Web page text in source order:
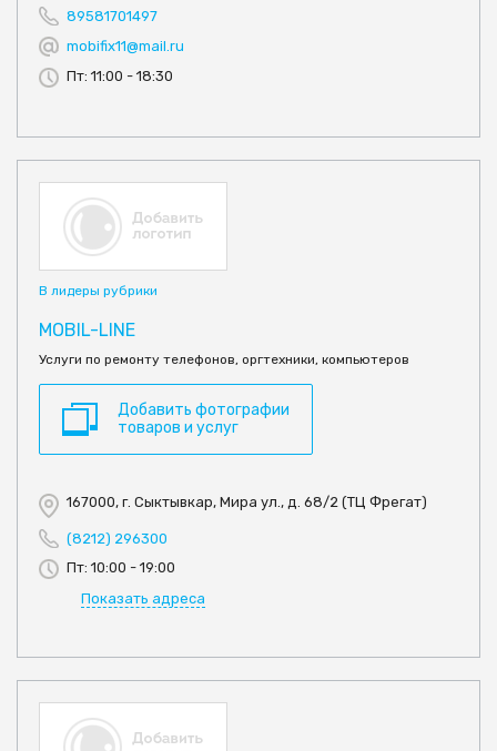
89581701497
mobifix11@mail.ru
Пт: 11:00 - 18:30
В лидеры рубрики
MOBIL-LINE
Услуги по ремонту телефонов, оргтехники, компьютеров
Добавить фотографии
товаров и услуг
167000, г. Сыктывкар, Мира ул., д. 68/2 (ТЦ Фрегат)
(8212) 296300
Пт: 10:00 - 19:00
Показать адреса